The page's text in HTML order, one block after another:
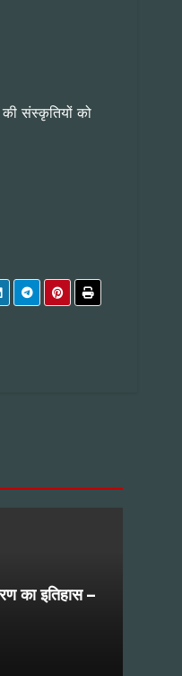
संस्कृतियों को
का इतिहास –